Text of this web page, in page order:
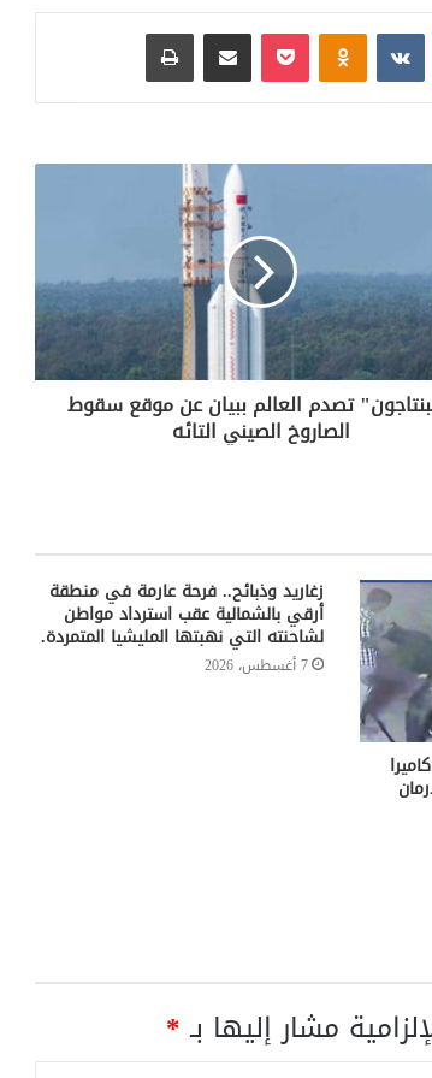
بوكيت
تصدم العالم ببيان عن موقع سقوط
الصاروخ الصيني التائه
زغاريد وذبائح.. فرحة عارمة في منطقة
أرقي بالشمالية عقب استرداد مواطن
لشاحنته التي نهبتها المليشيا المتمردة.
7 أغسطس، 2026
مشار إليها بـ*